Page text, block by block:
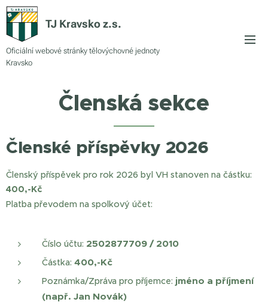
TJ Kravsko z.s.
Oficiální webové stránky tělovýchovné jednoty
Kravsko
Členská sekce
Členské příspěvky 2026
Členský příspěvek pro rok 2026 byl VH stanoven na částku:
400,-Kč
Platba převodem na spolkový účet:
Číslo účtu: 2502877709 / 2010
Částka: 400,-Kč
Poznámka/Zpráva pro příjemce: jméno a příjmení
(např. Jan Novák)